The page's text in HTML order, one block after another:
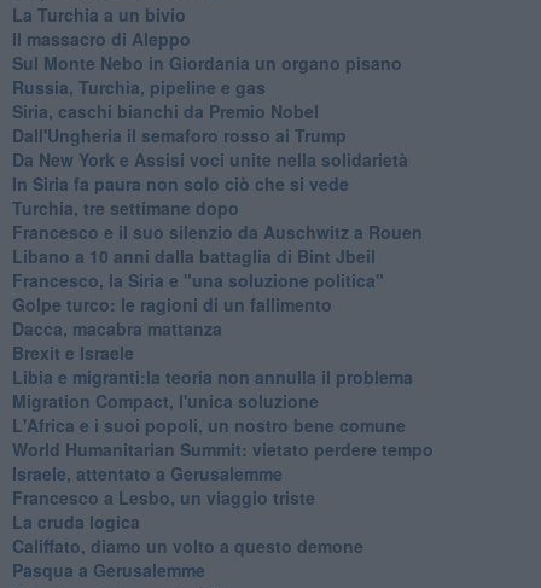
La Turchia a un bivio
Il massacro di Aleppo
Sul Monte Nebo in Giordania un organo pisano
Russia, Turchia, pipeline e gas
Siria, caschi bianchi da Premio Nobel
Dall'Ungheria il semaforo rosso ai Trump
Da New York e Assisi voci unite nella solidarietà
In Siria fa paura non solo ciò che si vede
Turchia, tre settimane dopo
Francesco e il suo silenzio da Auschwitz a Rouen
Libano a 10 anni dalla battaglia di Bint Jbeil
Francesco, la Siria e "una soluzione politica"
Golpe turco: le ragioni di un fallimento
Dacca, macabra mattanza
Brexit e Israele
Libia e migranti:la teoria non annulla il problema
Migration Compact, l'unica soluzione
L'Africa e i suoi popoli, un nostro bene comune
World Humanitarian Summit: vietato perdere tempo
Israele, attentato a Gerusalemme
Francesco a Lesbo, un viaggio triste
La cruda logica
Califfato, diamo un volto a questo demone
Pasqua a Gerusalemme